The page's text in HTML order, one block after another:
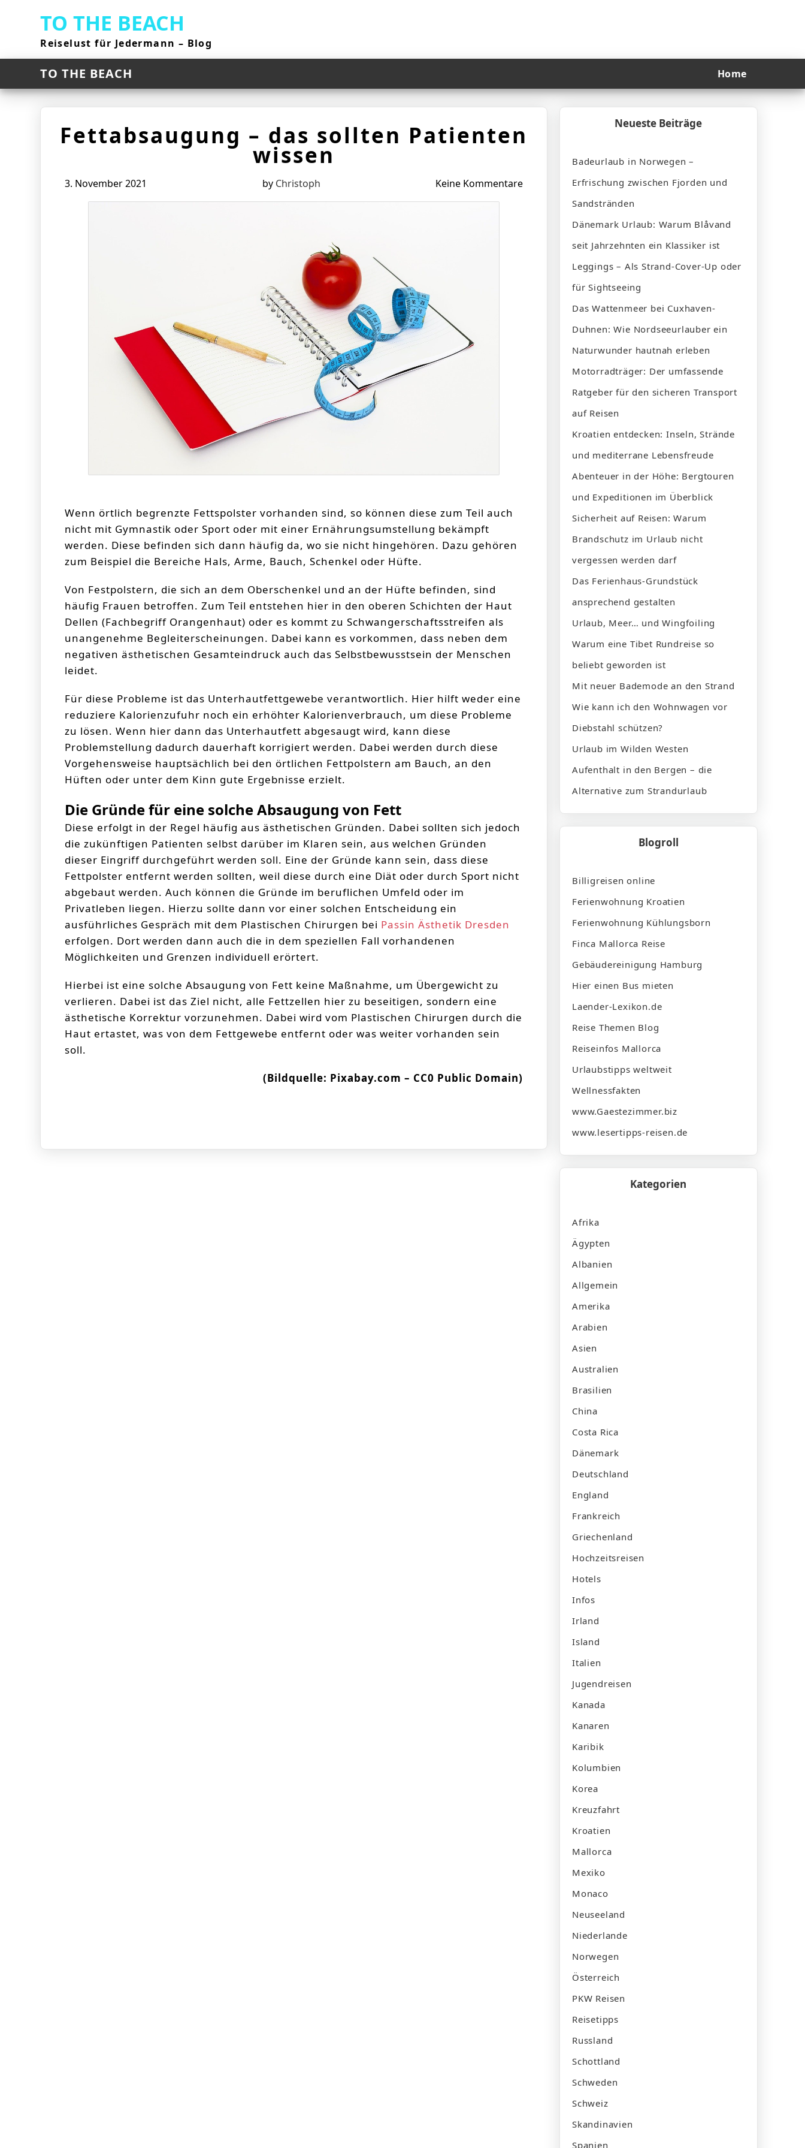
TO THE BEACH
Reiselust für Jedermann – Blog
TO THE BEACH Home
Fettabsaugung – das sollten Patienten
wissen
3. November 2021 by Christoph Keine Kommentare
Wenn örtlich begrenzte Fettspolster vorhanden sind, so können diese zum Teil auch
nicht mit Gymnastik oder Sport oder mit einer Ernährungsumstellung bekämpft
werden. Diese befinden sich dann häufig da, wo sie nicht hingehören. Dazu gehören
zum Beispiel die Bereiche Hals, Arme, Bauch, Schenkel oder Hüfte.
Von Festpolstern, die sich an dem Oberschenkel und an der Hüfte befinden, sind
häufig Frauen betroffen. Zum Teil entstehen hier in den oberen Schichten der Haut
Dellen (Fachbegriff Orangenhaut) oder es kommt zu Schwangerschaftsstreifen als
unangenehme Begleiterscheinungen. Dabei kann es vorkommen, dass neben dem
negativen ästhetischen Gesamteindruck auch das Selbstbewusstsein der Menschen
leidet.
Für diese Probleme ist das Unterhautfettgewebe verantwortlich. Hier hilft weder eine
reduziere Kalorienzufuhr noch ein erhöhter Kalorienverbrauch, um diese Probleme
zu lösen. Wenn hier dann das Unterhautfett abgesaugt wird, kann diese
Problemstellung dadurch dauerhaft korrigiert werden. Dabei werden durch diese
Vorgehensweise hauptsächlich bei den örtlichen Fettpolstern am Bauch, an den
Hüften oder unter dem Kinn gute Ergebnisse erzielt.
Die Gründe für eine solche Absaugung von Fett
Diese erfolgt in der Regel häufig aus ästhetischen Gründen. Dabei sollten sich jedoch
die zukünftigen Patienten selbst darüber im Klaren sein, aus welchen Gründen
dieser Eingriff durchgeführt werden soll. Eine der Gründe kann sein, dass diese
Fettpolster entfernt werden sollten, weil diese durch eine Diät oder durch Sport nicht
abgebaut werden. Auch können die Gründe im beruflichen Umfeld oder im
Privatleben liegen. Hierzu sollte dann vor einer solchen Entscheidung ein
ausführliches Gespräch mit dem Plastischen Chirurgen bei Passin Ästhetik Dresden
erfolgen. Dort werden dann auch die in dem speziellen Fall vorhandenen
Möglichkeiten und Grenzen individuell erörtert.
Hierbei ist eine solche Absaugung von Fett keine Maßnahme, um Übergewicht zu
verlieren. Dabei ist das Ziel nicht, alle Fettzellen hier zu beseitigen, sondern eine
ästhetische Korrektur vorzunehmen. Dabei wird vom Plastischen Chirurgen durch die
Haut ertastet, was von dem Fettgewebe entfernt oder was weiter vorhanden sein
soll.
(Bildquelle: Pixabay.com – CC0 Public Domain)
Neueste Beiträge
Badeurlaub in Norwegen –
Erfrischung zwischen Fjorden und
Sandstränden
Dänemark Urlaub: Warum Blåvand
seit Jahrzehnten ein Klassiker ist
Leggings – Als Strand-Cover-Up oder
für Sightseeing
Das Wattenmeer bei Cuxhaven-
Duhnen: Wie Nordseeurlauber ein
Naturwunder hautnah erleben
Motorradträger: Der umfassende
Ratgeber für den sicheren Transport
auf Reisen
Kroatien entdecken: Inseln, Strände
und mediterrane Lebensfreude
Abenteuer in der Höhe: Bergtouren
und Expeditionen im Überblick
Sicherheit auf Reisen: Warum
Brandschutz im Urlaub nicht
vergessen werden darf
Das Ferienhaus-Grundstück
ansprechend gestalten
Urlaub, Meer… und Wingfoiling
Warum eine Tibet Rundreise so
beliebt geworden ist
Mit neuer Bademode an den Strand
Wie kann ich den Wohnwagen vor
Diebstahl schützen?
Urlaub im Wilden Westen
Aufenthalt in den Bergen – die
Alternative zum Strandurlaub
Blogroll
Billigreisen online
Ferienwohnung Kroatien
Ferienwohnung Kühlungsborn
Finca Mallorca Reise
Gebäudereinigung Hamburg
Hier einen Bus mieten
Laender-Lexikon.de
Reise Themen Blog
Reiseinfos Mallorca
Urlaubstipps weltweit
Wellnessfakten
www.Gaestezimmer.biz
www.lesertipps-reisen.de
Kategorien
Afrika
Ägypten
Albanien
Allgemein
Amerika
Arabien
Asien
Australien
Brasilien
China
Costa Rica
Dänemark
Deutschland
England
Frankreich
Griechenland
Hochzeitsreisen
Hotels
Infos
Irland
Island
Italien
Jugendreisen
Kanada
Kanaren
Karibik
Kolumbien
Korea
Kreuzfahrt
Kroatien
Mallorca
Mexiko
Monaco
Neuseeland
Niederlande
Norwegen
Österreich
PKW Reisen
Reisetipps
Russland
Schottland
Schweden
Schweiz
Skandinavien
Spanien